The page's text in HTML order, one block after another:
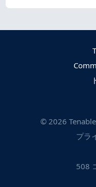
© 2026
プラ
508